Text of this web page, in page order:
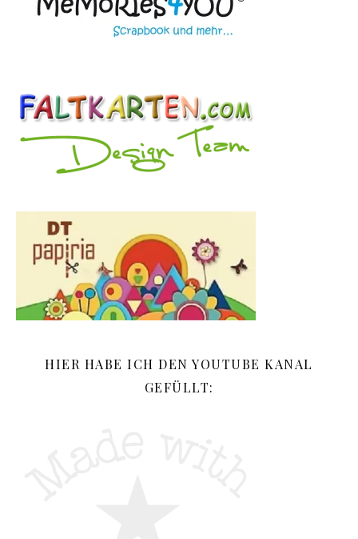
HIER HABE ICH DEN YOUTUBE KANAL
GEFÜLLT: